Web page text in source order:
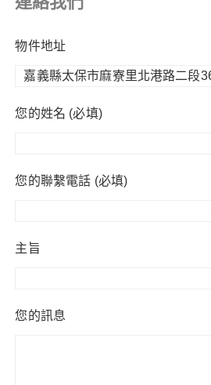
物件地址
您的姓名 (必填)
您的聯繫電話 (必填)
主旨
您的訊息